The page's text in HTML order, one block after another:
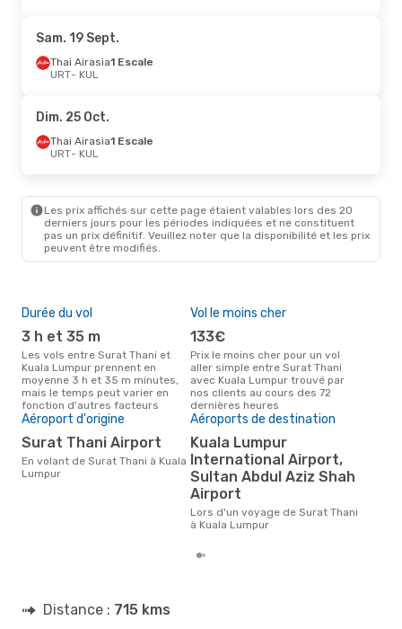
Air Asia1 Escale
KUL - URT
Sam. 19 Sept.
Thai Airasia1 Escale
URT- KUL
Dim. 25 Oct.
Thai Airasia1 Escale
URT- KUL
Les prix affichés sur cette page étaient valables lors des 20
derniers jours pour les périodes indiquées et ne constituent
pas un prix définitif. Veuillez noter que la disponibilité et les prix
peuvent être modifiés.
Durée du vol
3 h et 35 m
Les vols entre Surat Thani et
Kuala Lumpur prennent en
moyenne 3 h et 35 m minutes,
mais le temps peut varier en
fonction d'autres facteurs
Vol le moins cher
133€
Prix le moins cher pour un vol
aller simple entre Surat Thani
avec Kuala Lumpur trouvé par
nos clients au cours des 72
dernières heures
Aéroport d'origine
Surat Thani Airport
En volant de Surat Thani à Kuala
Lumpur
Aéroports de destination
Kuala Lumpur
International Airport,
Sultan Abdul Aziz Shah
Airport
Lors d'un voyage de Surat Thani
à Kuala Lumpur
Distance : 715 kms